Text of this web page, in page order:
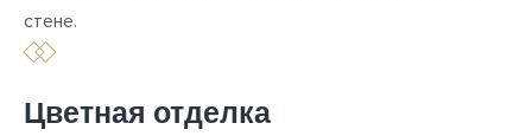
стене.
Цветная отделка